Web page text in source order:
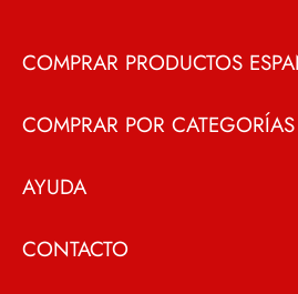
COMPRAR PRODUCTOS
COMPRAR POR CATEGORÍAS
AYUDA
CONTACTO